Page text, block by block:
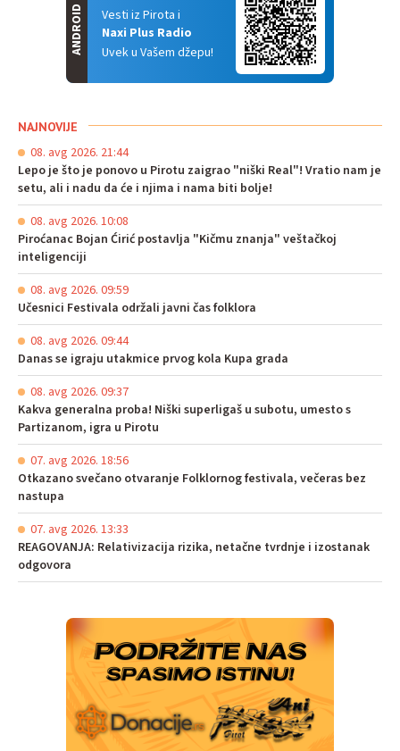
Vesti iz Pirota i
Naxi Plus Radio
Uvek u Vašem džepu!
ANDROID
NAJNOVIJE
08. avg 2026. 21:44
Lepo je što je ponovo u Pirotu zaigrao "niški Real"! Vratio nam je
setu, ali i nadu da će i njima i nama biti bolje!
08. avg 2026. 10:08
Piroćanac Bojan Ćirić postavlja "Kičmu znanja" veštačkoj
inteligenciji
08. avg 2026. 09:59
Učesnici Festivala održali javni čas folklora
08. avg 2026. 09:44
Danas se igraju utakmice prvog kola Kupa grada
08. avg 2026. 09:37
Kakva generalna proba! Niški superligaš u subotu, umesto s
Partizanom, igra u Pirotu
07. avg 2026. 18:56
Otkazano svečano otvaranje Folklornog festivala, večeras bez
nastupa
07. avg 2026. 13:33
REAGOVANJA: Relativizacija rizika, netačne tvrdnje i izostanak
odgovora